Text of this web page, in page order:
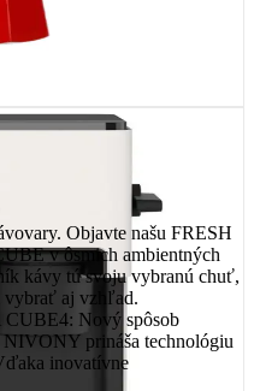
Objavte našu FRESH
v ôsmich ambientných
kávy tú svoju vybranú chuť,
vybrať aj vzhľad.
Nový spôsob
prináša technológiu
inovatívne